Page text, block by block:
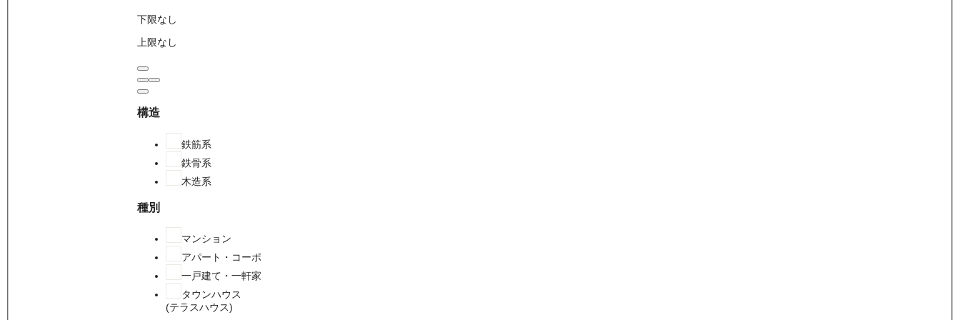
下限なし
上限なし
構造
鉄筋系
鉄骨系
木造系
種別
マンション
アパート・コーポ
一戸建て・一軒家
タウンハウス
(テラスハウス)